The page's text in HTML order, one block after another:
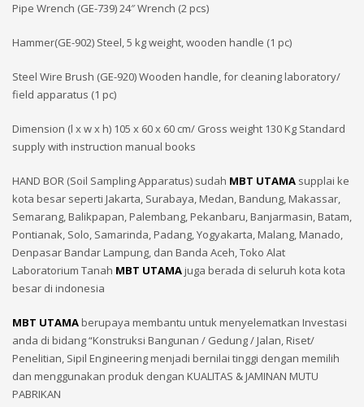
Pipe Wrench (GE-739) 24″ Wrench (2 pcs)
Hammer(GE-902) Steel, 5 kg weight, wooden handle (1 pc)
Steel Wire Brush (GE-920) Wooden handle, for cleaning laboratory/
field apparatus (1 pc)
Dimension (l x w x h) 105 x 60 x 60 cm/ Gross weight 130 Kg Standard
supply with instruction manual books
HAND BOR (Soil Sampling Apparatus) sudah MBT UTAMA supplai ke
kota besar seperti Jakarta, Surabaya, Medan, Bandung, Makassar,
Semarang, Balikpapan, Palembang, Pekanbaru, Banjarmasin, Batam,
Pontianak, Solo, Samarinda, Padang, Yogyakarta, Malang, Manado,
Denpasar Bandar Lampung, dan Banda Aceh, Toko Alat
Laboratorium Tanah MBT UTAMAjuga berada di seluruh kota kota
besar di indonesia
MBT UTAMAberupaya membantu untuk menyelematkan Investasi
anda di bidang “Konstruksi Bangunan / Gedung / Jalan, Riset/
Penelitian, Sipil Engineering menjadi bernilai tinggi dengan memilih
dan menggunakan produk dengan KUALITAS & JAMINAN MUTU
PABRIKAN